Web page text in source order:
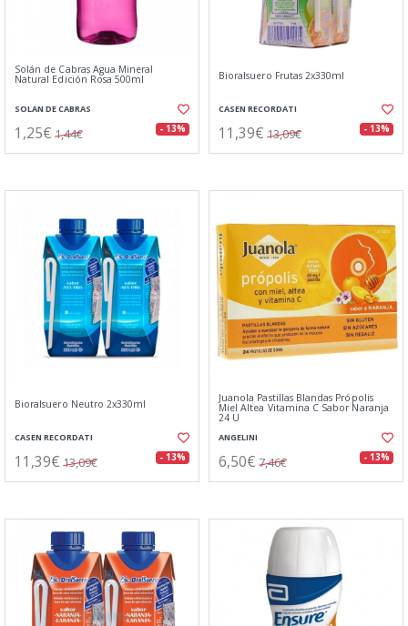
Solán de Cabras Agua Mineral
Natural Edición Rosa 500ml
SOLAN DE CABRAS
1,25€ 1,44€ - 13%
Bioralsuero Frutas 2x330ml
CASEN RECORDATI
11,39€ 13,09€ - 13%
Bioralsuero Neutro 2x330ml
CASEN RECORDATI
11,39€ 13,09€ - 13%
Juanola Pastillas Blandas Própolis
Miel Altea Vitamina C Sabor Naranja
24 U
ANGELINI
6,50€ 7,46€ - 13%